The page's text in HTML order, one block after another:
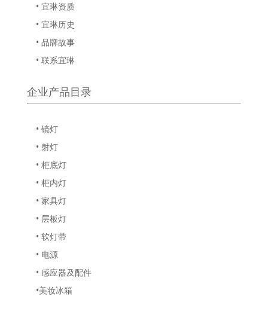
• 宜琳资质
• 宜琳历史
• 品牌故事
• 联系宜琳
企业产品目录
• 镜灯
• 射灯
• 柜底灯
• 柜内灯
• 家具灯
• 层板灯
• 软灯带
• 电源
• 感应器及配件
•美妆冰箱